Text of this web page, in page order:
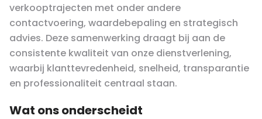
verkooptrajecten met onder andere
contactvoering, waardebepaling en strategisch
advies. Deze samenwerking draagt bij aan de
consistente kwaliteit van onze dienstverlening,
waarbij klanttevredenheid, snelheid, transparantie
en professionaliteit centraal staan.
Wat ons onderscheidt